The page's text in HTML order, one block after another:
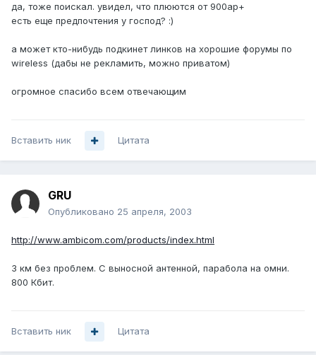
да, тоже поискал. увидел, что плюются от 900ap+
есть еще предпочтения у господ? :)
а может кто-нибудь подкинет линков на хорошие форумы по
wireless (дабы не рекламить, можно приватом)
огромное спасибо всем отвечающим
Вставить ник Цитата
GRU
Опубликовано 25 апреля, 2003
http://www.ambicom.com/products/index.html
3 км без проблем. С выносной антенной, парабола на омни.
800 Кбит.
Вставить ник Цитата